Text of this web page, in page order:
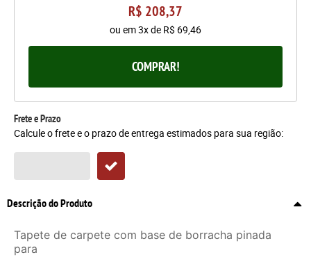
R$ 208,37
ou em3xde R$ 69,46
COMPRAR!
Frete e Prazo
Calcule o frete e o prazo de entrega estimados para sua região:
Descrição do Produto
Tapete de carpete com base de borracha pinada
para